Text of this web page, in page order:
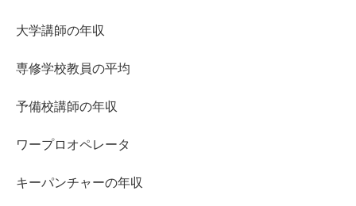
大学講師の年収
専修学校教員の平均
予備校講師の年収
ワープロオペレータ
キーパンチャーの年収